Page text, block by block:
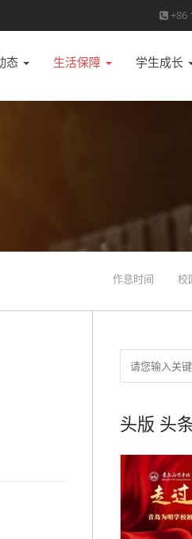
+86
态 生活保障 学生成长
作息时间 校
头版 头